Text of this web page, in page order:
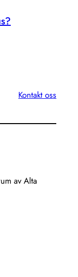
Kontakt oss
av Alta